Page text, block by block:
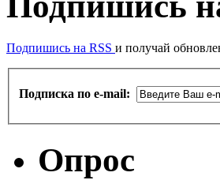
Подпишись на RSS и получай
Подписка по e-mail:
Опрос